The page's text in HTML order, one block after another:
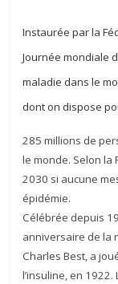
Instaurée par la
Journée mondiale
maladie dans le
dont on dispose
285 millions de
le monde. Selon la
2030 si aucune
épidémie.
Célébrée depuis
anniversaire de la
Charles Best, a
l’insuline, en